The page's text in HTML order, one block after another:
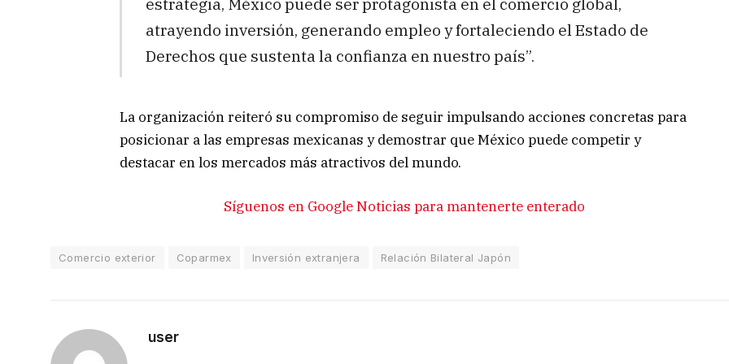
atrayendo inversión, generando empleo y fortaleciendo el Estado de
Derechos que sustenta la confianza en nuestro país”.
La organización reiteró su compromiso de seguir impulsando acciones concretas para
posicionar a las empresas mexicanas y demostrar que México puede competir y
destacar en los mercados más atractivos del mundo.
Síguenos en Google Noticias para mantenerte enterado
Comercio exterior Coparmex Inversión extranjera Relación Bilateral Japón
user